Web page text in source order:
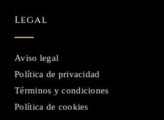
Legal
Aviso legal
Política de privacidad
Términos y condiciones
Política de cookies